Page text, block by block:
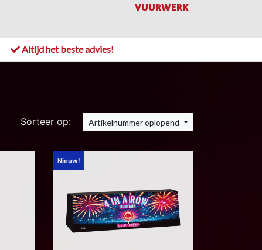
VUURWERK
Altijd het beste advies!
Sorteer op: Artikelnummer oplopend
Nieuw!